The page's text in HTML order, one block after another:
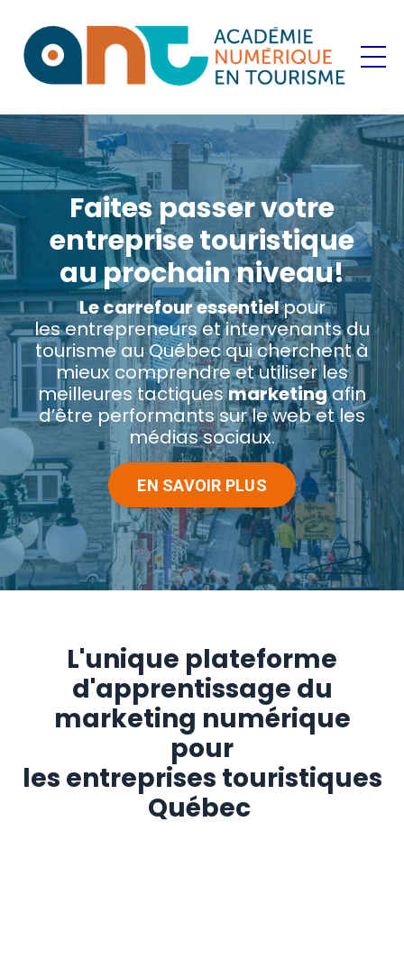
Faites passer votre
entreprise touristique
au prochain niveau!
Le carrefour essentielpour
les entrepreneurs et intervenants du
tourisme au Québec qui cherchent à
mieux comprendre et utiliser les
meilleures tactiquesmarketingafin
d’être performants sur le web et les
médias sociaux.
EN SAVOIR PLUS
L'unique plateforme
d'apprentissage du
marketing numérique
pour
les entreprises touristiques
Québec